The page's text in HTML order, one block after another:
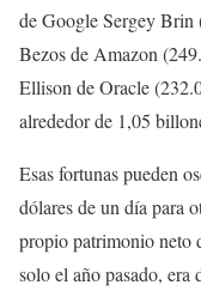
de Google Sergey Brin
Bezos de Amazon
Ellison de Oracle
alrededor de 1,05
Esas fortunas pueden
dólares de un día para
propio patrimonio neto
solo el año pasado, era